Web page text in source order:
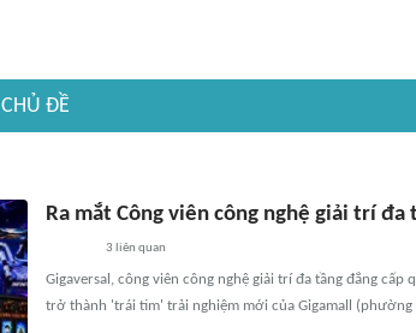
CHỦ ĐỀ
Ra mắt Công viên công nghệ giải trí đa
3 liên quan
Gigaversal, công viên công nghệ giải trí đa tầng đẳng
trở thành 'trái tim' trải nghiệm mới của Gigamall (phường